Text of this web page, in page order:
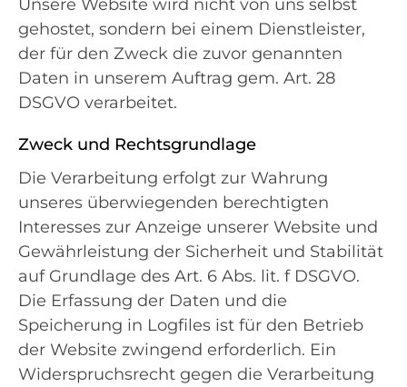
Unsere Website wird nicht von uns selbst
gehostet, sondern bei einem Dienstleister,
der für den Zweck die zuvor genannten
Daten in unserem Auftrag gem. Art. 28
DSGVO verarbeitet.
Zweck und Rechtsgrundlage
Die Verarbeitung erfolgt zur Wahrung
unseres überwiegenden berechtigten
Interesses zur Anzeige unserer Website und
Gewährleistung der Sicherheit und Stabilität
auf Grundlage des Art. 6 Abs. lit. f DSGVO.
Die Erfassung der Daten und die
Speicherung in Logfiles ist für den Betrieb
der Website zwingend erforderlich. Ein
Widerspruchsrecht gegen die Verarbeitung